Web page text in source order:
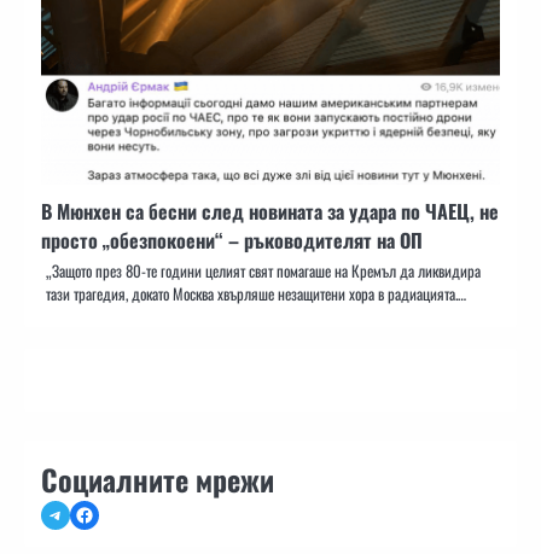
В Мюнхен са бесни след новината за удара по ЧАЕЦ, не
просто „обезпокоени“ – ръководителят на ОП
„Защото през 80-те години целият свят помагаше на Кремъл да ликвидира
тази трагедия, докато Москва хвърляше незащитени хора в радиацията.…
Социалните мрежи
TelegramFacebook